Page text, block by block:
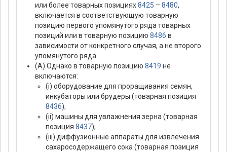
или более товарных позициях8425 – 8480,
включается в соответствующую товарную
позицию первого упомянутого ряда товарных
позиций или в товарную позицию 8486 в
зависимости от конкретного случая, а не второго
упомянутого ряда.
(А) Однако в товарную позицию 8419 не
включаются:
(i) оборудование для проращивания семян,
инкубаторы или брудеры (товарная позиция
8436);
(ii) машины для увлажнения зерна (товарная
позиция 8437);
(iii) диффузионные аппараты для извлечения
сахаросодержащего сока (товарная позиция